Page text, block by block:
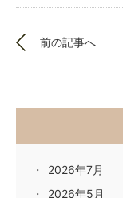
前の記事へ
2026年7月
2026年5月